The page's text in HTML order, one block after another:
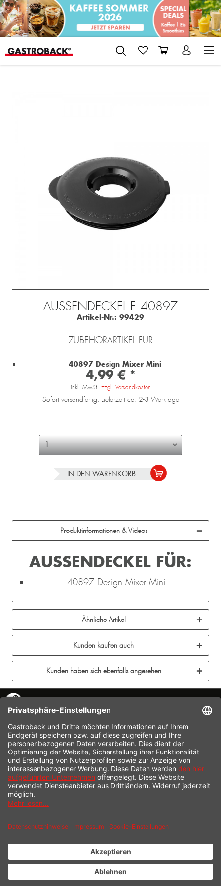
AUSSENDECKEL F. 40897
Artikel-Nr.: 99429
ZUBEHÖRARTIKEL FÜR
40897 Design Mixer Mini
4,99 € *
inkl. MwSt. zzgl. Versandkosten
Sofort versandfertig, Lieferzeit ca. 2-3 Werktage
IN DEN WARENKORB
Produktinformationen & Videos
AUSSENDECKEL FÜR:
40897 Design Mixer Mini
Ähnliche Artikel
Kunden kauften auch
Kunden haben sich ebenfalls angesehen
SERVICE HOTLINE
INFORMATION
SHOP SERVICE